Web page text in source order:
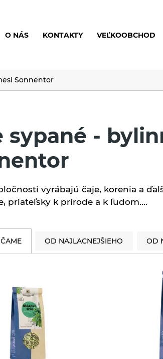
O NÁS KONTAKTY VEĽKOOBCHOD
Sonnentor
sypané -
vyrábajú čaje, korenia a
priateľsky k prírode a k ľudom.…
OD NAJLACNEJŠIEHO OD